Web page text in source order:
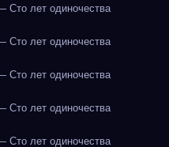
Сто лет одиночества
Сто лет одиночества
Сто лет одиночества
Сто лет одиночества
Сто лет одиночества